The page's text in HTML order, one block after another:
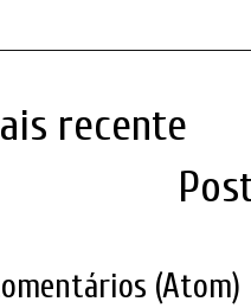
recente
(Atom)